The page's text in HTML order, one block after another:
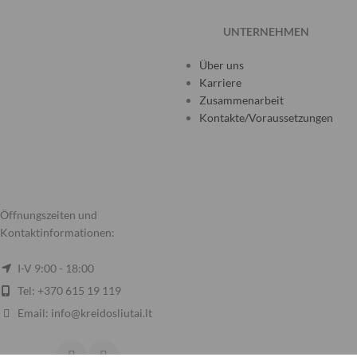
Öffnungszeiten und
Kontaktinformationen:
I-V 9:00 - 18:00
Tel: +370 615 19 119
Email: info@kreidosliutai.lt
UNTERNEHMEN
Über uns
Karriere
Zusammenarbeit
Kontakte/Voraussetzungen